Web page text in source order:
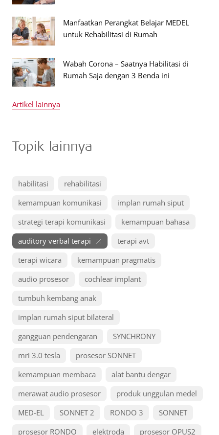
Manfaatkan Perangkat Belajar MEDEL
untuk Rehabilitasi di Rumah
Wabah Corona – Saatnya Habilitasi di
Rumah Saja dengan 3 Benda ini
Artikel lainnya
Topik lainnya
habilitasi
rehabilitasi
kemampuan komunikasi
implan rumah siput
strategi terapi komunikasi
kemampuan bahasa
auditory verbal terapi
terapi avt
terapi wicara
kemampuan pragmatis
audio prosesor
cochlear implant
tumbuh kembang anak
implan rumah siput bilateral
gangguan pendengaran
SYNCHRONY
mri 3.0 tesla
prosesor SONNET
kemampuan membaca
alat bantu dengar
merawat audio prosesor
produk unggulan medel
MED-EL
SONNET 2 RONDO 3
SONNET
prosesor RONDO
elektroda
prosesor OPUS2